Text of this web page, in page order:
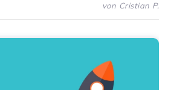
von Cristian P.